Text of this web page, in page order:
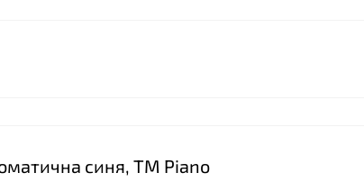
синя, ТМ Piano